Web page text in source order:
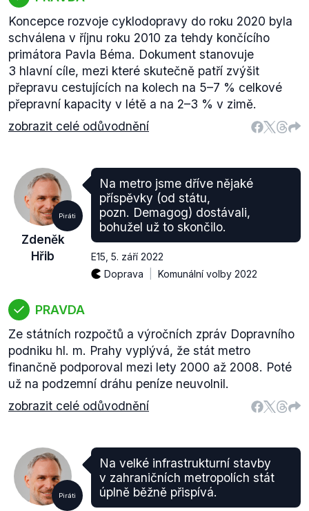
Koncepce rozvoje cyklodopravy do roku 2020 byla
schválena v říjnu roku 2010 za tehdy končícího
primátora Pavla Béma. Dokument stanovuje
3 hlavní cíle, mezi které skutečně patří zvýšit
přepravu cestujících na kolech na 5–7 % celkové
přepravní kapacity v létě a na 2–3 % v zimě.
zobrazit celé odůvodnění
Piráti
Zdeněk
Hřib
Na metro jsme dříve nějaké
příspěvky (od státu,
pozn. Demagog) dostávali,
bohužel už to skončilo.
E15 5. září 2022
Doprava
Komunální volby 2022
PRAVDA
Ze státních rozpočtů a výročních zpráv Dopravního
podniku hl. m. Prahy vyplývá, že stát metro
finančně podporoval mezi lety 2000 až 2008. Poté
už na podzemní dráhu peníze neuvolnil.
zobrazit celé odůvodnění
Piráti
Na velké infrastrukturní stavby
v zahraničních metropolích stát
úplně běžně přispívá.